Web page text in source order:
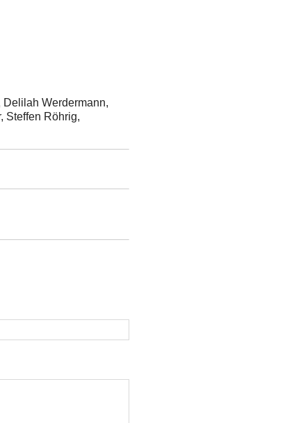
Delilah Werdermann,
Steffen Röhrig,